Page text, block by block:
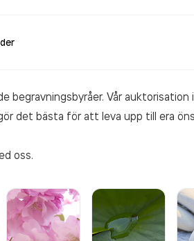
begravningsbyråer. Vår
det bästa för att leva upp till era
oss.